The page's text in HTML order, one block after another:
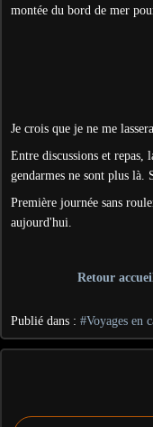
montée du bord de mer
Je crois que je ne me
Entre discussions et repas,
gendarmes ne sont plus là.
Première journée sans
aujourd'hui.
Retour
Publié dans : #Voyages en